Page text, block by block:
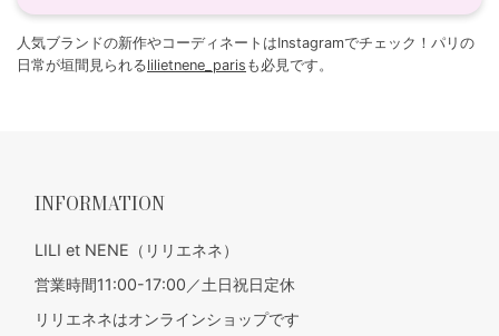
人気ブランドの新作やコーディネートはInstagramでチェック！パリの
日常が垣間見られるlilietnene_paris も必見です。
INFORMATION
LILI et NENE（リリエネネ）
営業時間11:00-17:00／土日祝日定休
リリエネネはオンラインショップです